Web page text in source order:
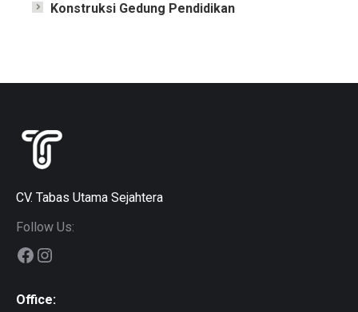
Konstruksi Gedung Pendidikan
CV. Tabas Utama Sejahtera
Follow Us:
Facebook
Instagram
Office: